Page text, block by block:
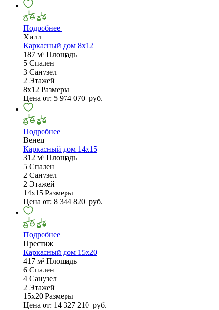
Подробнее
Хилл
Каркасный дом 8х12
187 м² Площадь
5 Спален
3 Санузел
2 Этажей
8х12 Размеры
Цена от: 5 974 070 руб.
Подробнее
Венец
Каркасный дом 14х15
312 м² Площадь
5 Спален
2 Санузел
2 Этажей
14х15 Размеры
Цена от: 8 344 820 руб.
Подробнее
Престиж
Каркасный дом 15х20
417 м² Площадь
6 Спален
4 Санузел
2 Этажей
15х20 Размеры
Цена от: 14 327 210 руб.